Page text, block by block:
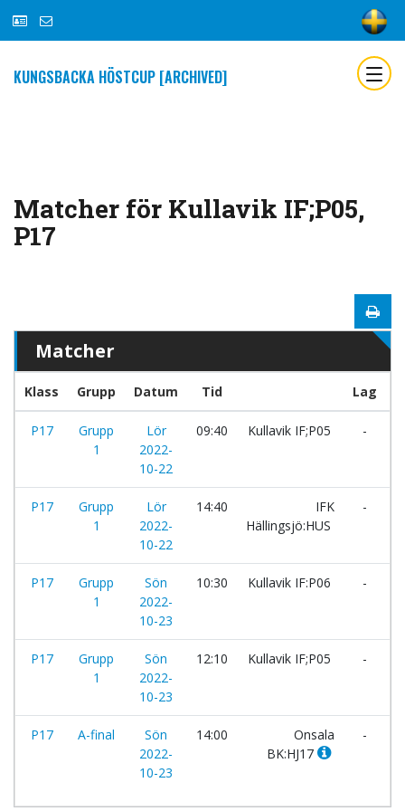
KUNGSBACKA HÖSTCUP [ARCHIVED]
Matcher för Kullavik IF;P05,
P17
Matcher
Klass Grupp Datum Tid Lag
P17
Grupp
1
Lör
2022-
10-22
09:40 Kullavik IF;P05 -
P17
Grupp
1
Lör
2022-
10-22
14:40
IFK
Hällingsjö:HUS
-
P17
Grupp
1
Sön
2022-
10-23
10:30 Kullavik IF:P06 -
P17
Grupp
1
Sön
2022-
10-23
12:10 Kullavik IF;P05 -
P17 A-final
Sön
2022-
10-23
14:00
Onsala
BK:HJ17
-